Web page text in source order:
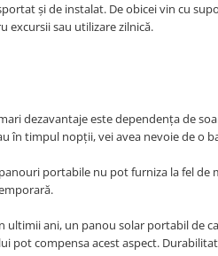
și de instalat. De obicei vin cu
excursii sau utilizare zilnică.
dezavantaje este dependența de
în timpul nopții, vei avea nevoie de o
portabile nu pot furniza la fel de
ultimii ani, un panou solar portabil de
pot compensa acest aspect.